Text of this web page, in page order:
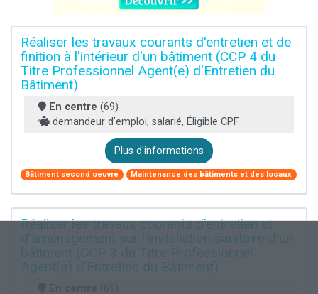
Réaliser les travaux courants d'entretien et de
finition à l'intérieur d'un bâtiment (CCP 4 du
Titre Professionnel Agent(e) d'Entretien du
Bâtiment)
En centre (69)
demandeur d’emploi, salarié, Éligible CPF
Plus d'informations
Bâtiment second oeuvre Maintenance des bâtiments et des locaux
Réaliser les travaux courants d'entretien et
d'aménagement sur l'installation sanitaire d'un
bâtiment (CCP 3 du Titre Professionnel
Agent(e) d'Entretien du Bâtiment)